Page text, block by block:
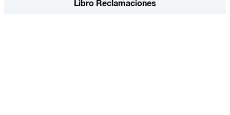
Libro Reclamaciones